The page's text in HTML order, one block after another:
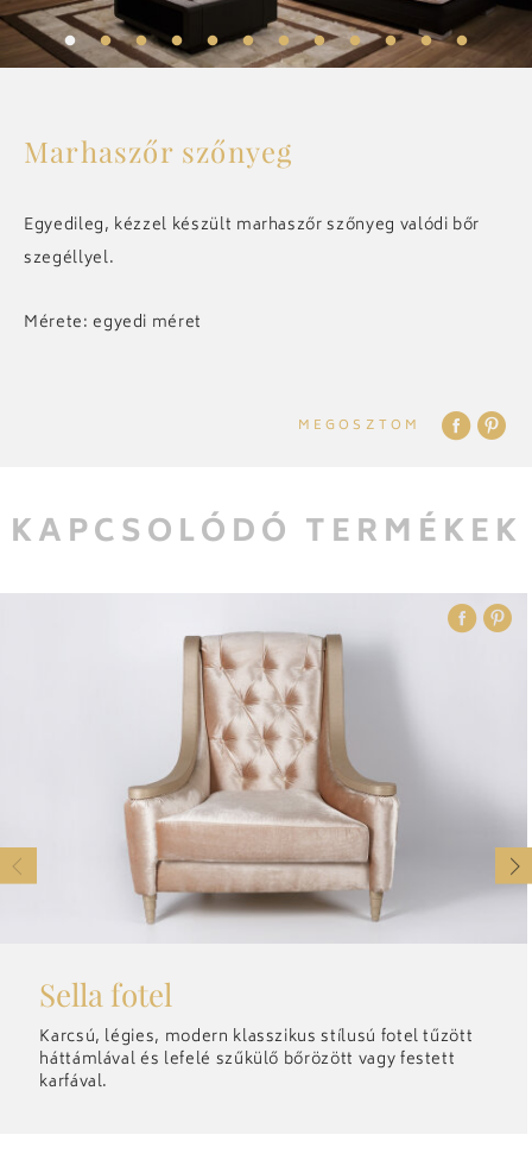
ELŐSZOBA
KIEGÉSZÍTŐK
CSILLÁROK
RÓLUNK
A CÉGRŐL
HÍREK
FILOZÓFIA
TECHNOLÓGIA
KONTAKT
LANGSELECTOR-SK
LANGSELECTOR-HU
LANGSELECTOR-EN
LANGSELECTOR-DE
LANGSELECTOR-RU
Marhaszőr szőnyeg
Egyedileg, kézzel készült marhaszőr szőnyeg valódi bőr
szegéllyel.
Mérete: egyedi méret
MEGOSZTOM
KAPCSOLÓDÓ TERMÉKEK
Sella fotel
Karcsú, légies, modern klasszikus stílusú fotel tűzött
háttámlával és lefelé szűkülő bőrözött vagy festett
karfával.